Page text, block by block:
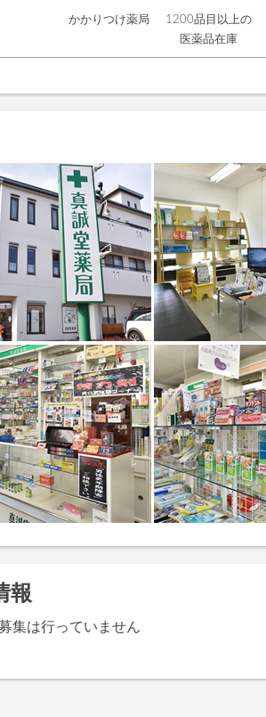
かかりつけ薬局
1200品目以上の
医薬品在庫
報
集は行っていません